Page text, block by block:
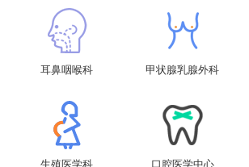
耳鼻咽喉科 甲状腺乳腺外科
生殖医学科 口腔医学中心